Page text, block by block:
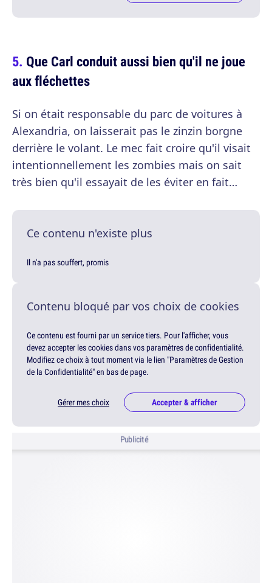
Que Carl conduit aussi bien qu'il ne joue
aux fléchettes
Si on était responsable du parc de voitures à
Alexandria, on laisserait pas le zinzin borgne
derrière le volant. Le mec fait croire qu'il visait
intentionnellement les zombies mais on sait
très bien qu'il essayait de les éviter en fait…
Ce contenu n'existe plus
Il n'a pas souffert, promis
Contenu bloqué par vos choix de cookies
Ce contenu est fourni par un service tiers. Pour l'afficher, vous
devez accepter les cookies dans vos paramètres de confidentialité.
Modifiez ce choix à tout moment via le lien "Paramètres de Gestion
de la Confidentialité" en bas de page.
Gérer mes choix Accepter & afficher
Publicité